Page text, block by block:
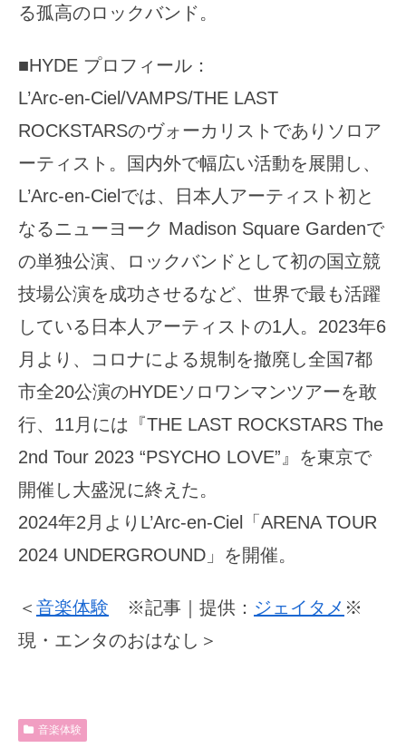
る孤高のロックバンド。
■HYDE プロフィール：
L’Arc-en-Ciel/VAMPS/THE LAST
ROCKSTARSのヴォーカリストでありソロア
ーティスト。国内外で幅広い活動を展開し、
L’Arc-en-Cielでは、日本人アーティスト初と
なるニューヨーク Madison Square Gardenで
の単独公演、ロックバンドとして初の国立競
技場公演を成功させるなど、世界で最も活躍
している日本人アーティストの1人。2023年6
月より、コロナによる規制を撤廃し全国7都
市全20公演のHYDEソロワンマンツアーを敢
行、11月には『THE LAST ROCKSTARS The
2nd Tour 2023 “PSYCHO LOVE”』を東京で
開催し大盛況に終えた。
2024年2月よりL’Arc-en-Ciel「ARENA TOUR
2024 UNDERGROUND」を開催。
＜ 音楽体験 ※記事｜提供： ジェイタメ ※
現・エンタのおはなし＞
音楽体験